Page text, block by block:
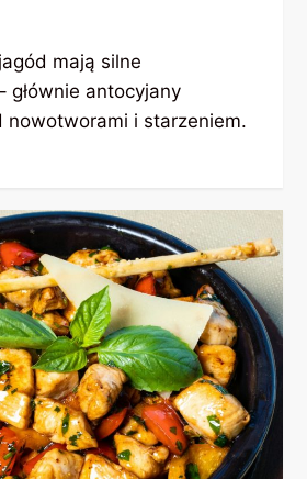
mają silne
głównie antocyjany
nowotworami i starzeniem.